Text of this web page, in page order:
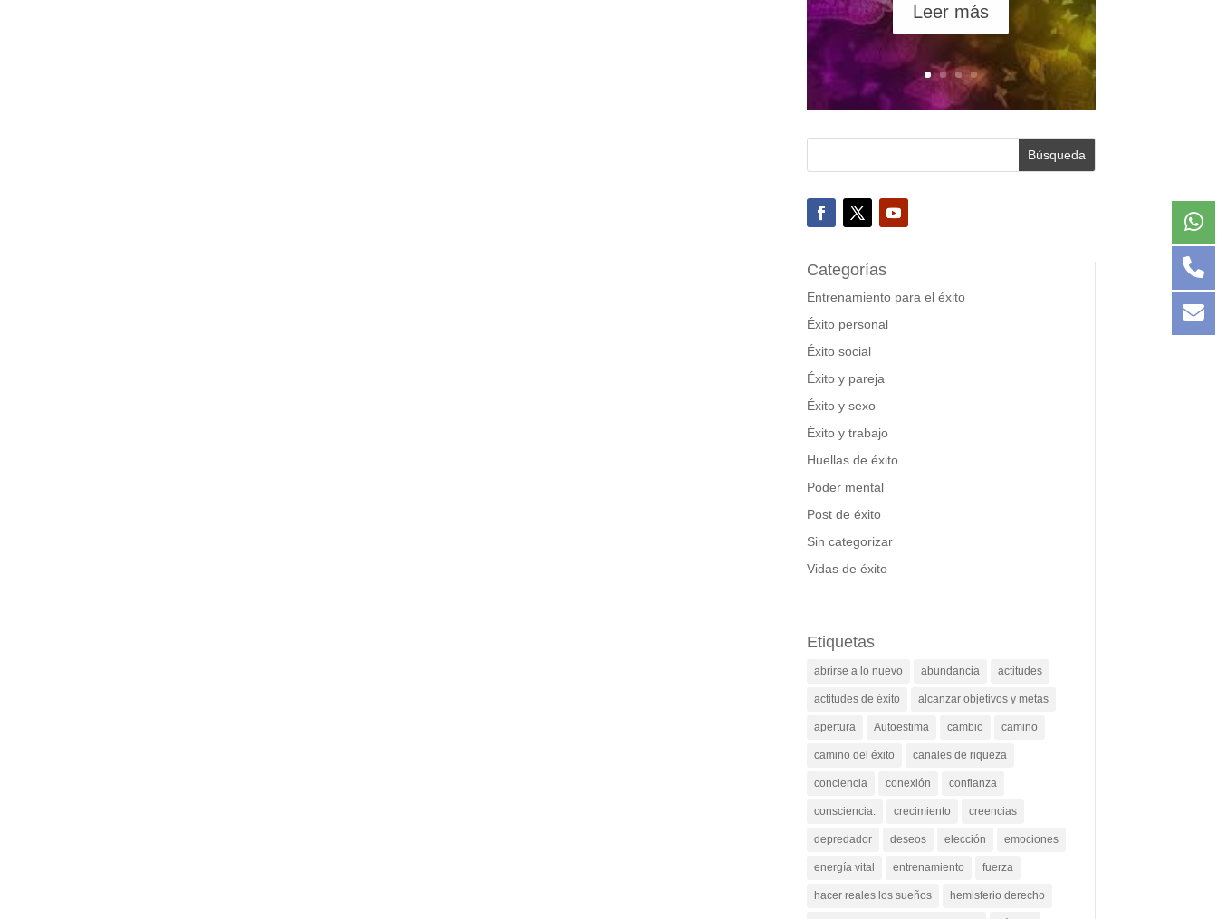
Leer más
Categorías
Entrenamiento para el éxito
Éxito personal
Éxito social
Éxito y pareja
Éxito y sexo
Éxito y trabajo
Huellas de éxito
Poder mental
Post de éxito
Sin categorizar
Vidas de éxito
Etiquetas
abrirse a lo nuevo abundancia actitudes
actitudes de éxito alcanzar objetivos y metas
apertura Autoestima cambio camino
camino del éxito canales de riqueza
conciencia conexión confianza
consciencia. crecimiento creencias
depredador deseos elección emociones
energía vital entrenamiento fuerza
hacer reales los sueños hemisferio derecho